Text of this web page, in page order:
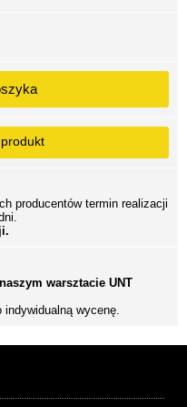
producentów termin realizacji
warsztacie UNT
wycenę.